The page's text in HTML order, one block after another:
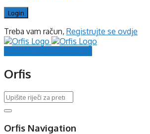
Treba vam račun, Registrujte se ovdje
Orfis
Orfis Navigation